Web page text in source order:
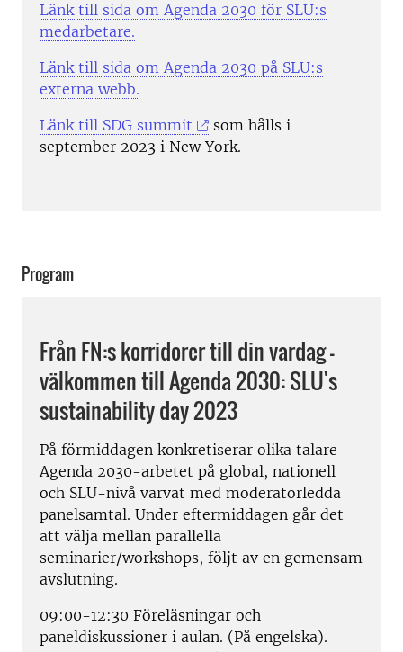
Länk till sida om Agenda 2030 för SLU:s
medarbetare.
Länk till sida om Agenda 2030 på SLU:s
externa webb.
Länk till SDG summit
som hålls i
september 2023 i New York.
Program
Från FN:s korridorer till din vardag –
välkommen till Agenda 2030: SLU's
sustainability day 2023
På förmiddagen konkretiserar olika talare
Agenda 2030-arbetet på global, nationell
och SLU-nivå varvat med moderatorledda
panelsamtal. Under eftermiddagen går det
att välja mellan parallella
seminarier/workshops, följt av en gemensam
avslutning.
09:00-12:30 Föreläsningar och
paneldiskussioner i aulan. (På engelska).